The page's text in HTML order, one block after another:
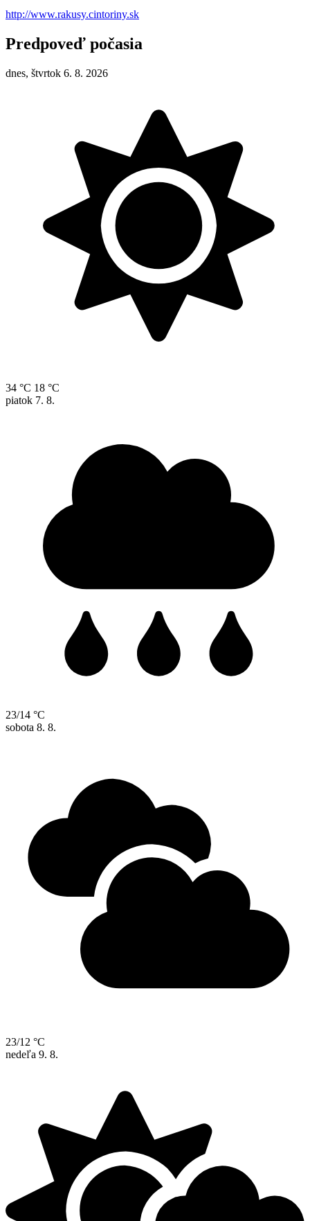
http://www.rakusy.cintoriny.sk
Predpoveď počasia
dnes, štvrtok 6. 8. 2026
34 °C 18 °C
piatok 7. 8.
23/14 °C
sobota 8. 8.
23/12 °C
nedeľa 9. 8.